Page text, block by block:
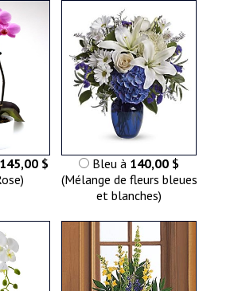
145,00 $
Bleu à 140,00 $
(Mélange de fleurs bleues
et blanches)